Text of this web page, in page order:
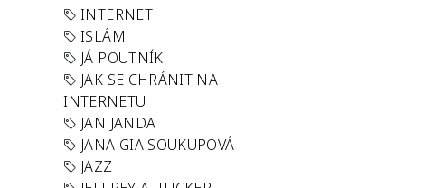
INTERNET
ISLÁM
JÁ POUTNÍK
JAK SE CHRÁNIT NA
INTERNETU
JAN JANDA
JANA GIA SOUKUPOVÁ
JAZZ